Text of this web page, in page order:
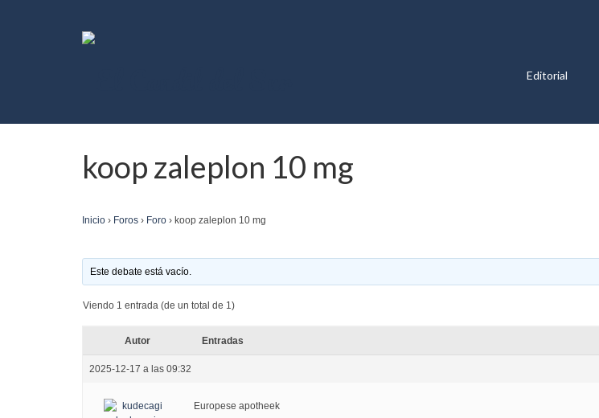
Editorial
koop zaleplon 10 mg
Inicio › Foros › Foro › koop zaleplon 10 mg
Este debate está vacío.
Viendo 1 entrada (de un total de 1)
Autor Entradas
2025-12-17 a las 09:32
Europese apotheek